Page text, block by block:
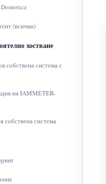
Domoticz
(всички)
хостване
собствена система с
на IAMMETER-
собствена система